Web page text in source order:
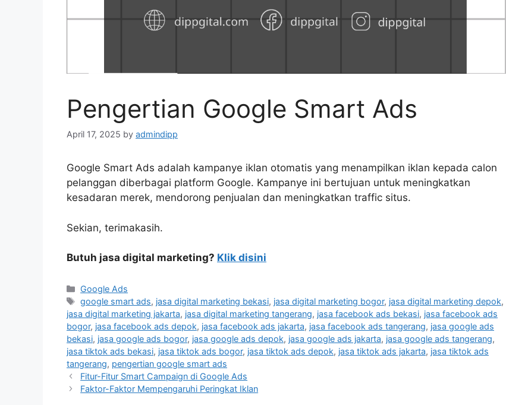
Pengertian Google Smart Ads
April 17, 2025 by admindipp
Google Smart Ads adalah kampanye iklan otomatis yang menampilkan iklan kepada calon
pelanggan diberbagai platform Google. Kampanye ini bertujuan untuk meningkatkan
kesadaran merek, mendorong penjualan dan meningkatkan traffic situs.
Sekian, terimakasih.
Butuh jasa digital marketing? Klik disini
Google Ads
google smart ads, jasa digital marketing bekasi, jasa digital marketing bogor, jasa digital marketing depok,
jasa digital marketing jakarta, jasa digital marketing tangerang, jasa facebook ads bekasi, jasa facebook ads
bogor, jasa facebook ads depok, jasa facebook ads jakarta, jasa facebook ads tangerang, jasa google ads
bekasi, jasa google ads bogor, jasa google ads depok, jasa google ads jakarta, jasa google ads tangerang,
jasa tiktok ads bekasi, jasa tiktok ads bogor, jasa tiktok ads depok, jasa tiktok ads jakarta, jasa tiktok ads
tangerang, pengertian google smart ads
Fitur-Fitur Smart Campaign di Google Ads
Faktor-Faktor Mempengaruhi Peringkat Iklan